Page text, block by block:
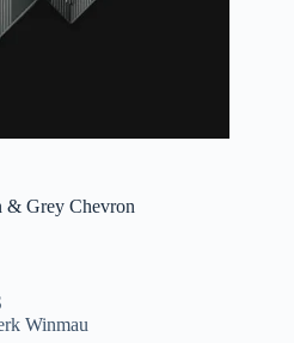
& Grey Chevron
Winmau